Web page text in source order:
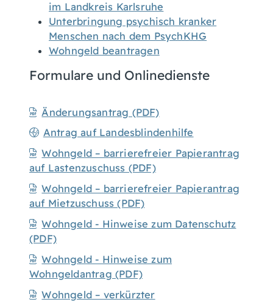
im Landkreis Karlsruhe
Unterbringung psychisch kranker
Menschen nach dem PsychKHG
Wohngeld beantragen
Formulare und Onlinedienste
Änderungsantrag (PDF)
Antrag auf Landesblindenhilfe
Wohngeld – barrierefreier Papierantrag
auf Lastenzuschuss (PDF)
Wohngeld – barrierefreier Papierantrag
auf Mietzuschuss (PDF)
Wohngeld - Hinweise zum Datenschutz
(PDF)
Wohngeld - Hinweise zum
Wohngeldantrag (PDF)
Wohngeld – verkürzter